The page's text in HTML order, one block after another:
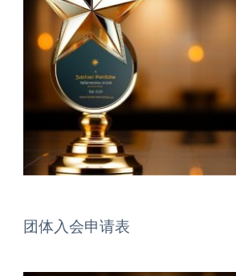
团体入会申请表